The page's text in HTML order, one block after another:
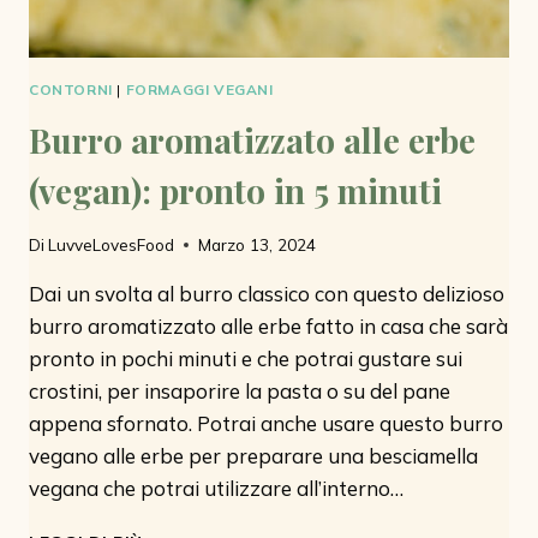
CONTORNI | FORMAGGI VEGANI
Burro aromatizzato alle erbe
(vegan): pronto in 5 minuti
Di LuvveLovesFood Marzo 13, 2024
Dai un svolta al burro classico con questo delizioso
burro aromatizzato alle erbe fatto in casa che sarà
pronto in pochi minuti e che potrai gustare sui
crostini, per insaporire la pasta o su del pane
appena sfornato. Potrai anche usare questo burro
vegano alle erbe per preparare una besciamella
vegana che potrai utilizzare all’interno…